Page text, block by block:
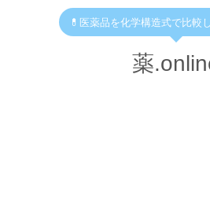
💊医薬品を化学構造式で比較
薬